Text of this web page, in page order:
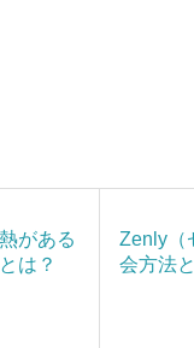
がある
は？
Zenly（
会方法